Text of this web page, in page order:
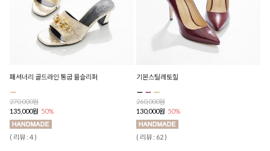
패셔너리 골드라인 통굽 뮬슬리퍼
270,000원
135,000원 50%
( 리뷰 : 4 )
기본스틸레토힐
260,000원
130,000원 50%
( 리뷰 : 62 )